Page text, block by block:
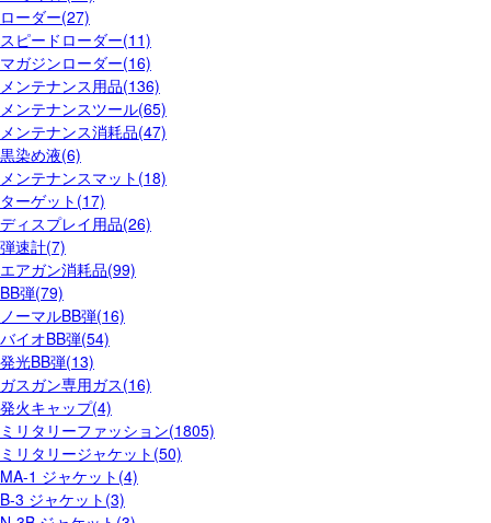
ローダー(27)
スピードローダー(11)
マガジンローダー(16)
メンテナンス用品(136)
メンテナンスツール(65)
メンテナンス消耗品(47)
黒染め液(6)
メンテナンスマット(18)
ターゲット(17)
ディスプレイ用品(26)
弾速計(7)
エアガン消耗品(99)
BB弾(79)
ノーマルBB弾(16)
バイオBB弾(54)
発光BB弾(13)
ガスガン専用ガス(16)
発火キャップ(4)
ミリタリーファッション(1805)
ミリタリージャケット(50)
MA-1 ジャケット(4)
B-3 ジャケット(3)